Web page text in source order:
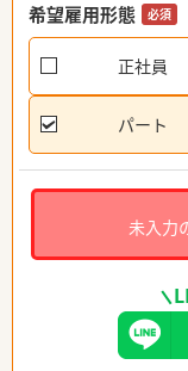
希望雇用形態 必須
正社員
パート
未入力